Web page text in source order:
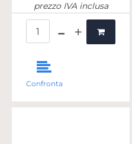
prezzo IVA inclusa
Confronta